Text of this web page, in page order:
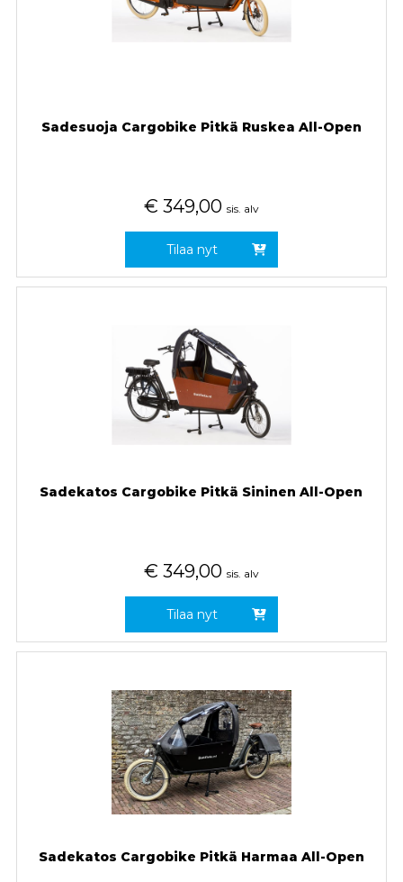
Sadesuoja Cargobike Pitkä Ruskea All-Open
€ 349,00 sis. alv
Tilaa nyt
Sadekatos Cargobike Pitkä Sininen All-Open
€ 349,00 sis. alv
Tilaa nyt
Sadekatos Cargobike Pitkä Harmaa All-Open